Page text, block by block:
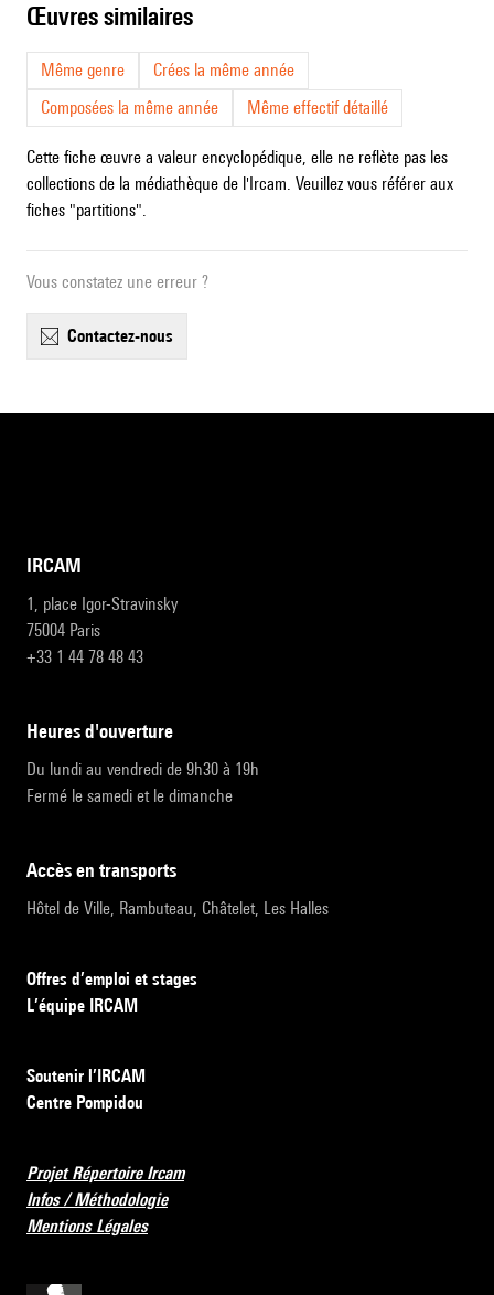
œuvres similaires
Même genre
Crées la même année
Composées la même année
Même effectif détaillé
Cette fiche œuvre a valeur encyclopédique, elle ne reflète pas les
collections de la médiathèque de l'Ircam. Veuillez vous référer aux
fiches "partitions".
Vous constatez une erreur ?
contactez-nous
IRCAM
1, place Igor-Stravinsky
75004 Paris
+33 1 44 78 48 43
heures d'ouverture
Du lundi au vendredi de 9h30 à 19h
Fermé le samedi et le dimanche
accès en transports
Hôtel de Ville, Rambuteau, Châtelet, Les Halles
Offres d’emploi et stages
L’équipe IRCAM
Soutenir l’IRCAM
Centre Pompidou
Projet Répertoire Ircam
Infos / Méthodologie
Mentions Légales